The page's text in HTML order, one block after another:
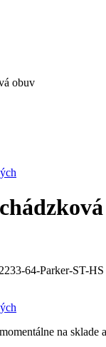
64-Parker-ST-HS
na sklade